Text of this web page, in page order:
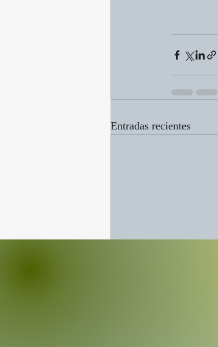
Entradas recientes